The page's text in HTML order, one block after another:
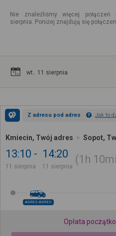
Nie znaleźliśmy więcej
sierpnia. Poniżej znajdują się
wt.. 11 sierpnia
Z adresu pod adres Jak to
Kmiecin, Twój adres Sopot,
13:10
11 sierpnia
14:20
11 sierpnia
1h
ADRES-ADRES
Opłata